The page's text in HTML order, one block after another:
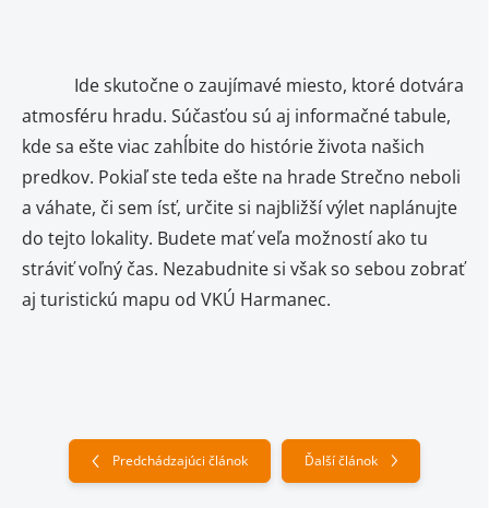
Ide skutočne o zaujímavé miesto, ktoré dotvára
atmosféru hradu. Súčasťou sú aj informačné tabule,
kde sa ešte viac zahĺbite do histórie života našich
predkov. Pokiaľ ste teda ešte na hrade Strečno neboli
a váhate, či sem ísť, určite si najbližší výlet naplánujte
do tejto lokality. Budete mať veľa možností ako tu
stráviť voľný čas. Nezabudnite si však so sebou zobrať
aj turistickú mapu od VKÚ Harmanec.
Predchádzajúci článok Ďalší článok